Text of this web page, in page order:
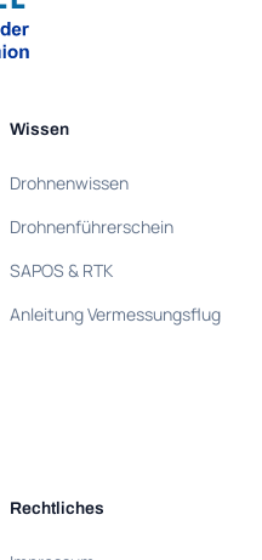
Wissen
Drohnenwissen
Drohnenführerschein
SAPOS & RTK
Anleitung Vermessungsflug
Rechtliches